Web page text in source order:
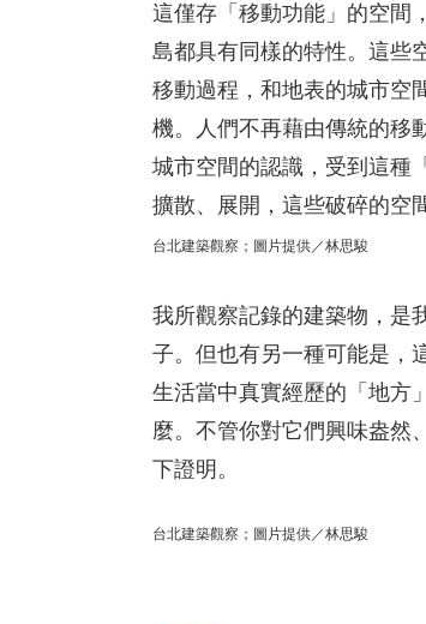
這僅存「移動功能」的空間
島都具有同樣的特性。這些
移動過程，和地表的城市空
機。人們不再藉由傳統的移
城市空間的認識，受到這種
擴散、展開，這些破碎的空
台北建築觀察；圖片提供／林思駿
我所觀察記錄的建築物，是
子。但也有另一種可能是，
生活當中真實經歷的「地方
麼。不管你對它們興味盎然
下證明。
台北建築觀察；圖片提供／林思駿